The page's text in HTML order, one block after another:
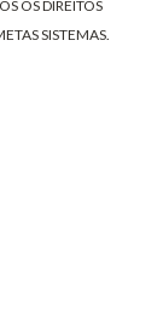
OS DIREITOS
SISTEMAS.